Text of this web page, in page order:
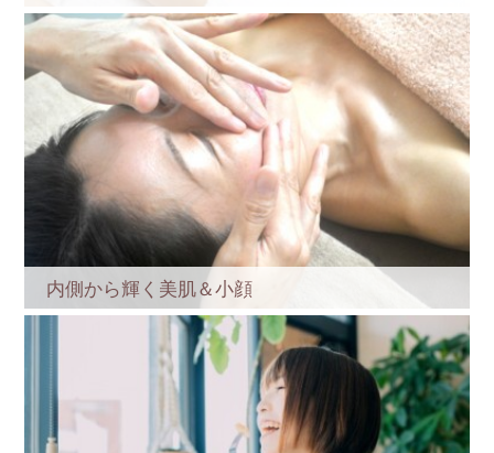
内側から輝く美肌＆小顔